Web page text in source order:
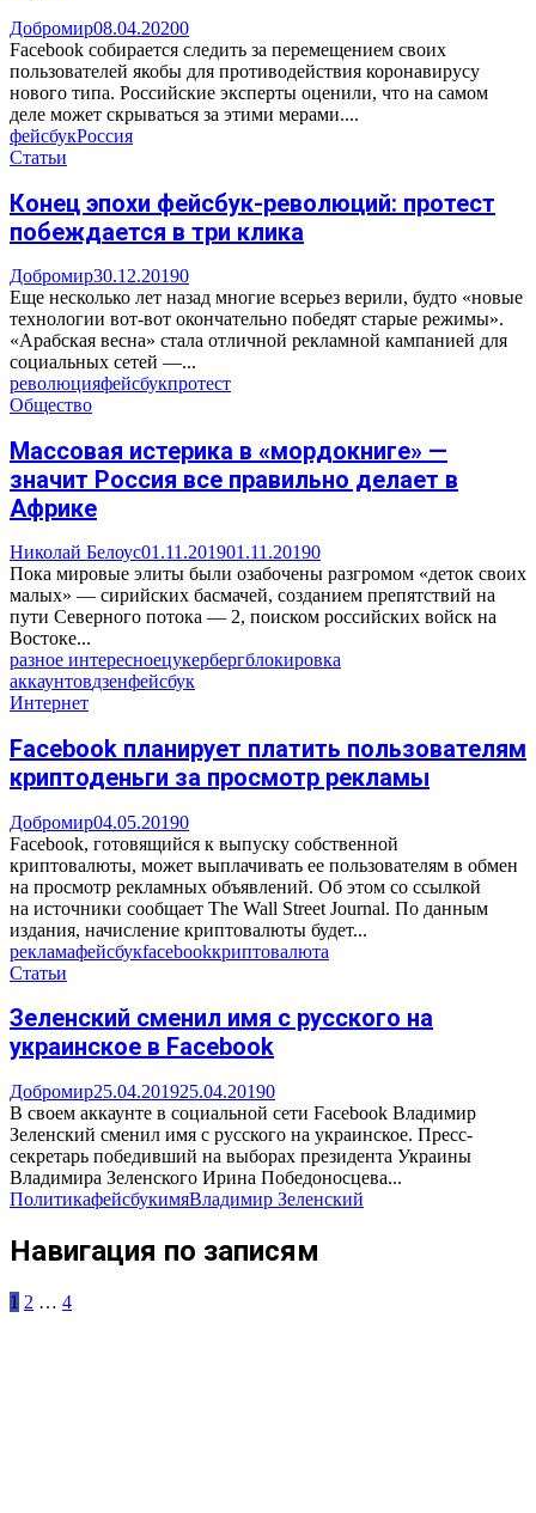
Добромир08.04.20200
Facebook собирается следить за перемещением своих
пользователей якобы для противодействия коронавирусу
нового типа. Российские эксперты оценили, что на самом
деле может скрываться за этими мерами....
фейсбукРоссия
Статьи
Конец эпохи фейсбук-революций: протест
побеждается в три клика
Добромир30.12.20190
Еще несколько лет назад многие всерьез верили, будто «новые
технологии вот-вот окончательно победят старые режимы».
«Арабская весна» стала отличной рекламной кампанией для
социальных сетей —...
революцияфейсбукпротест
Общество
Массовая истерика в «мордокниге» —
значит Россия все правильно делает в
Африке
Николай Белоус01.11.201901.11.20190
Пока мировые элиты были озабочены разгромом «деток своих
малых» — сирийских басмачей, созданием препятствий на
пути Северного потока — 2, поиском российских войск на
Востоке...
разное интересноецукербергблокировка
аккаунтовдзенфейсбук
Интернет
Facebook планирует платить пользователям
криптоденьги за просмотр рекламы
Добромир04.05.20190
Facebook, готовящийся к выпуску собственной
криптовалюты, может выплачивать ее пользователям в обмен
на просмотр рекламных объявлений. Об этом со ссылкой
на источники сообщает The Wall Street Journal. По данным
издания, начисление криптовалюты будет...
рекламафейсбукfacebookкриптовалюта
Статьи
Зеленский сменил имя с русского на
украинское в Facebook
Добромир25.04.201925.04.20190
В своем аккаунте в социальной сети Facebook Владимир
Зеленский сменил имя с русского на украинское. Пресс-
секретарь победивший на выборах президента Украины
Владимира Зеленского Ирина Победоносцева...
ПолитикафейсбукимяВладимир Зеленский
Навигация по записям
1 2 … 4